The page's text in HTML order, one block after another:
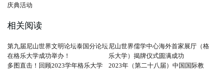
庆典活动
相关阅读
第九届尼山世界文明论坛泰国分论坛
在格乐大学成功举办！
尼山世界儒学中心海外首家展厅（格
乐大学）揭牌仪式圆满成功
多图直击！回顾2023学年格乐大学
2023年（第二十八届）中国国际教